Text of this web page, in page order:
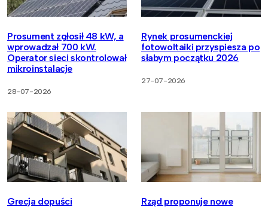
Prosument zgłosił 48 kW, a
wprowadzał 700 kW.
Operator sieci skontrolował
mikroinstalacje
28-07-2026
Rynek prosumenckiej
fotowoltaiki przyspiesza po
słabym początku 2026
27-07-2026
Grecja dopuści
Rząd proponuje nowe